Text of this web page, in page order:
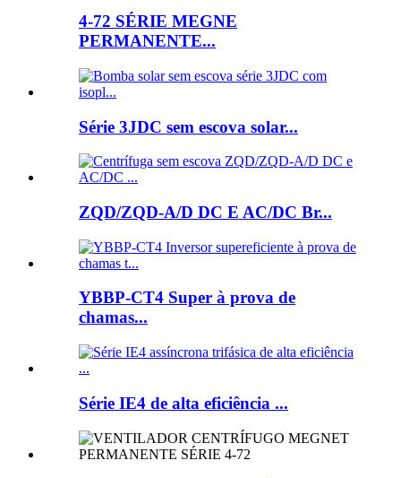
4-72 SÉRIE MEGNE
PERMANENTE...
Série 3JDC sem escova solar...
ZQD/ZQD-A/D DC E AC/DC Br...
YBBP-CT4 Super à prova de
chamas...
Série IE4 de alta eficiência ...